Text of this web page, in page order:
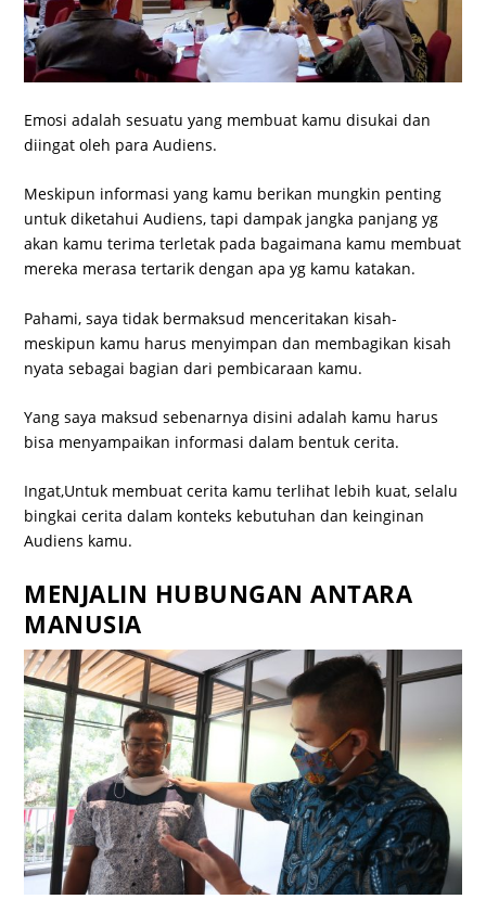
Emosi adalah sesuatu yang membuat kamu disukai dan
diingat oleh para Audiens.
Meskipun informasi yang kamu berikan mungkin penting
untuk diketahui Audiens, tapi dampak jangka panjang yg
akan kamu terima terletak pada bagaimana kamu membuat
mereka merasa tertarik dengan apa yg kamu katakan.
Pahami, saya tidak bermaksud menceritakan kisah-
meskipun kamu harus menyimpan dan membagikan kisah
nyata sebagai bagian dari pembicaraan kamu.
Yang saya maksud sebenarnya disini adalah kamu harus
bisa menyampaikan informasi dalam bentuk cerita.
Ingat,Untuk membuat cerita kamu terlihat lebih kuat, selalu
bingkai cerita dalam konteks kebutuhan dan keinginan
Audiens kamu.
MENJALIN HUBUNGAN ANTARA
MANUSIA